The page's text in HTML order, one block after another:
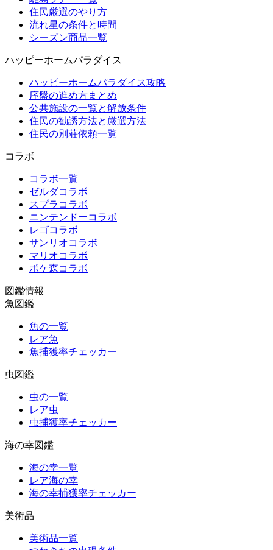
住民厳選のやり方
流れ星の条件と時間
シーズン商品一覧
ハッピーホームパラダイス
ハッピーホームパラダイス攻略
序盤の進め方まとめ
公共施設の一覧と解放条件
住民の勧誘方法と厳選方法
住民の別荘依頼一覧
コラボ
コラボ一覧
ゼルダコラボ
スプラコラボ
ニンテンドーコラボ
レゴコラボ
サンリオコラボ
マリオコラボ
ポケ森コラボ
図鑑情報
魚図鑑
魚の一覧
レア魚
魚捕獲率チェッカー
虫図鑑
虫の一覧
レア虫
虫捕獲率チェッカー
海の幸図鑑
海の幸一覧
レア海の幸
海の幸捕獲率チェッカー
美術品
美術品一覧